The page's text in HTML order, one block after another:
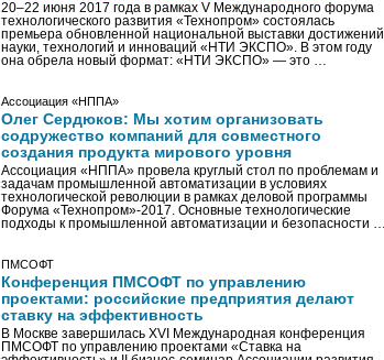
20–22 июня 2017 года в рамках V Международного форума
технологического развития «Технопром» состоялась
премьера обновленной национальной выставки достижений
науки, технологий и инноваций «НТИ ЭКСПО». В этом году
она обрела новый формат: «НТИ ЭКСПО» — это …
Ассоциация «НППА»
Олег Сердюков: Мы хотим организовать
содружество компаний для совместного
создания продукта мирового уровня
Ассоциация «НППА» провела круглый стол по проблемам и
задачам промышленной автоматизации в условиях
технологической революции в рамках деловой программы
Форума «Технопром»-2017. Основные технологические
подходы к промышленной автоматизации и безопасности …
ПМСОФТ
Конференция ПМСОФТ по управлению
проектами: российские предприятия делают
ставку на эффективность
В Москве завершилась XVI Международная конференция
ПМСОФТ по управлению проектами «Ставка на